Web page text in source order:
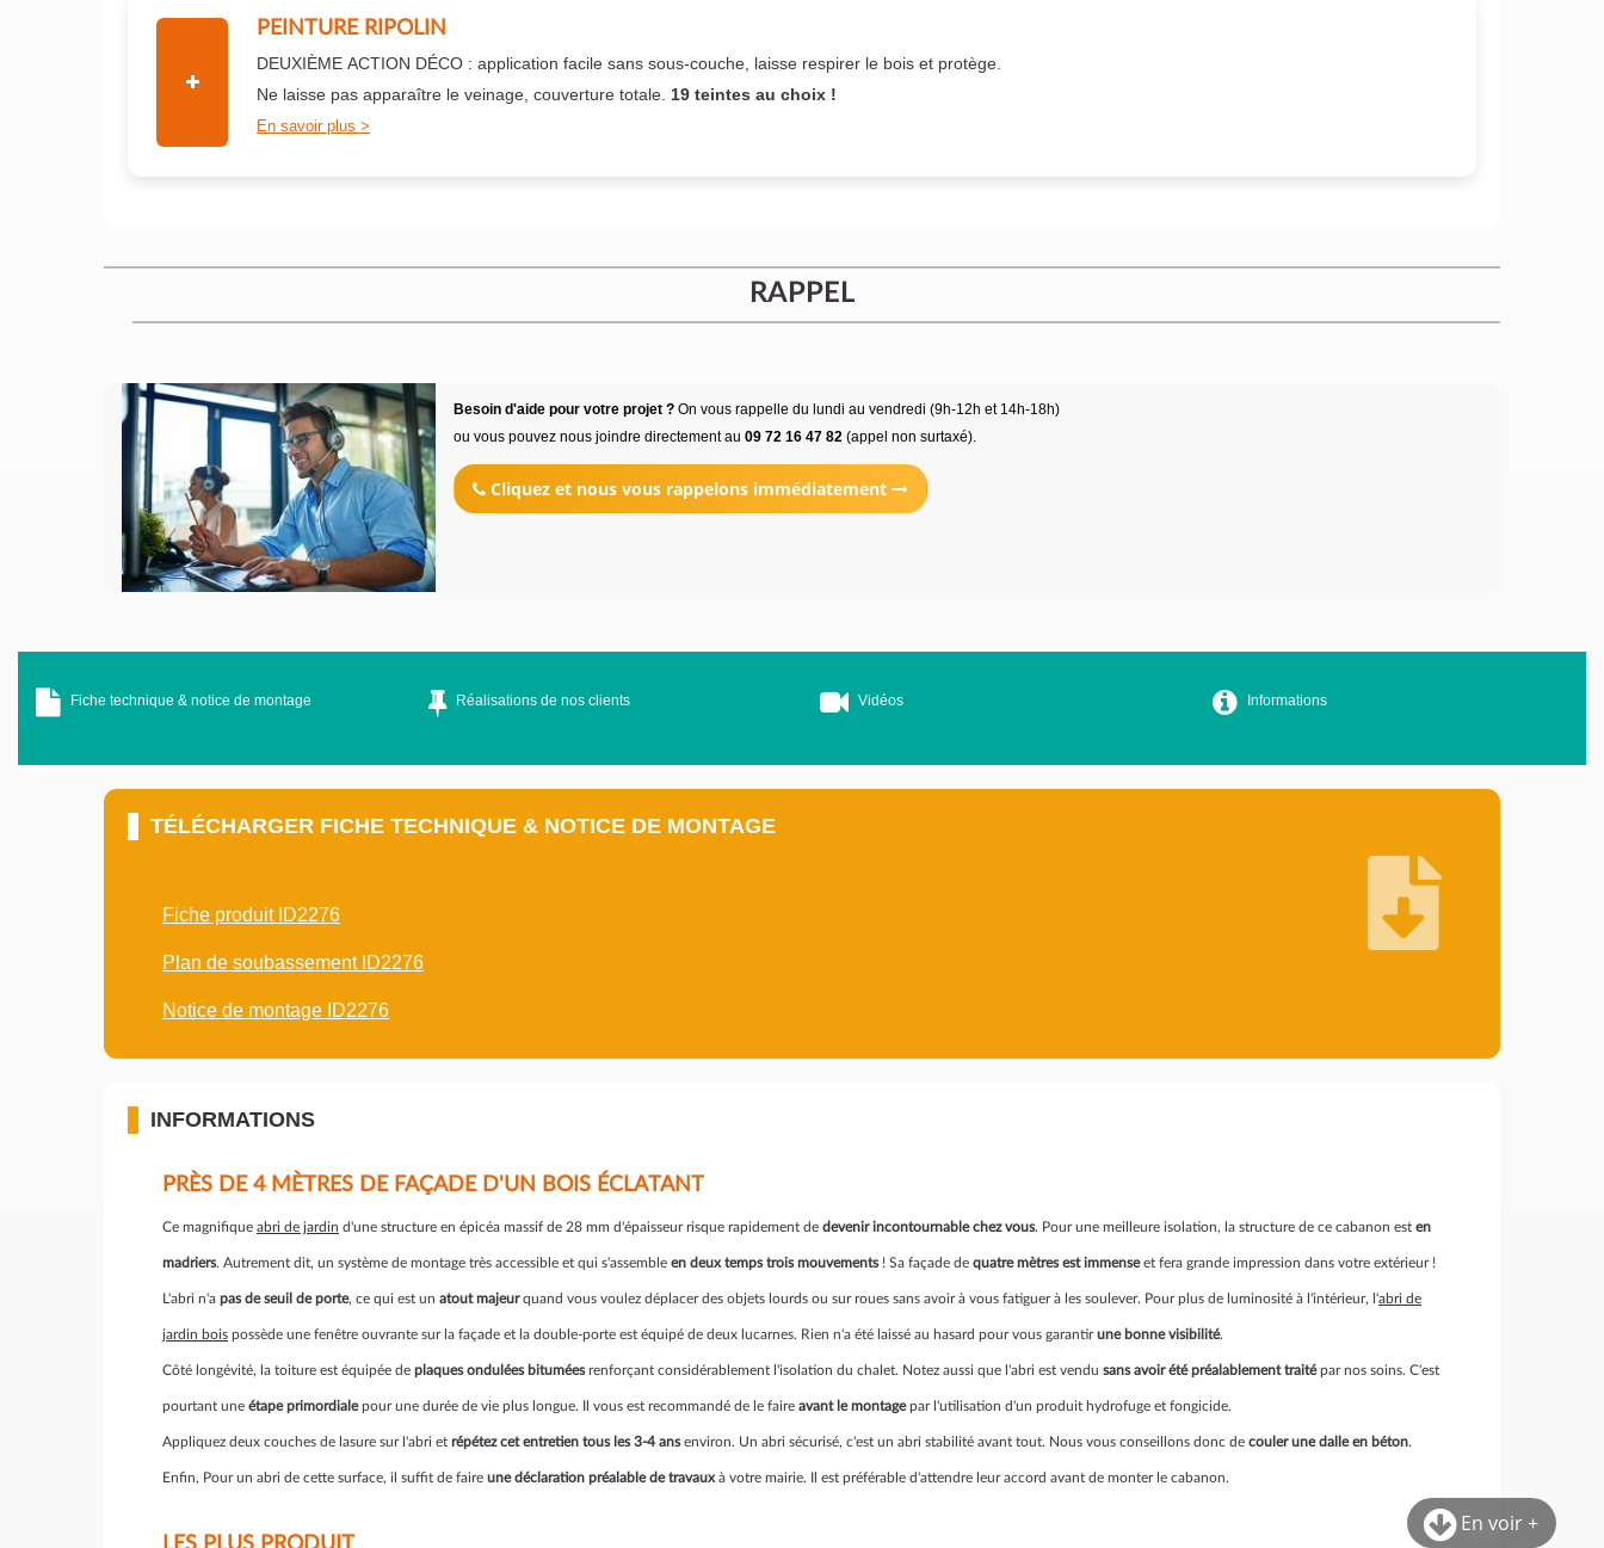
PEINTURE RIPOLIN
DEUXIÈME ACTION DÉCO : application facile sans sous-couche, laisse respirer le bois et protège.
Ne laisse pas apparaître le veinage, couverture totale. 19 teintes au choix !
En savoir plus
RAPPEL
Besoin d'aide pour votre projet ?On vous rappelle du lundi au vendredi (9h-12h et 14h-18h)
ou vous pouvez nous joindre directement au 09 72 16 47 82(appel non surtaxé).
Cliquez et nous vous rappelons immédiatement
En voir +
Fiche technique & notice de montage Réalisations de nos clients Vidéos Informations
TÉLÉCHARGER FICHE TECHNIQUE & NOTICE DE MONTAGE
Fiche produit ID2276
Plan de soubassement ID2276
Notice de montage ID2276
INFORMATIONS
PRÈS DE 4 MÈTRES DE FAÇADE D'UN BOIS ÉCLATANT
Ce magnifique abri de jardin d'une structure en épicéa massif de 28 mm d'épaisseur risque rapidement de devenir incontournable chez vous. Pour une meilleure isolation, la structure de ce cabanon est en
madriers. Autrement dit, un système de montage très accessible et qui s'assemble en deux temps trois mouvements! Sa façade de quatre mètres est immenseet fera grande impression dans votre extérieur !
L'abri n'a pas de seuil de porte, ce qui est un atout majeurquand vous voulez déplacer des objets lourds ou sur roues sans avoir à vous fatiguer à les soulever. Pour plus de luminosité à l'intérieur, l'abri de
jardin bois possède une fenêtre ouvrante sur la façade et la double-porte est équipé de deux lucarnes. Rien n'a été laissé au hasard pour vous garantirune bonne visibilité.
Côté longévité, la toiture est équipée de plaques ondulées bituméesrenforçant considérablement l'isolation du chalet. Notez aussi que l'abri est vendu sans avoir été préalablement traitépar nos soins. C'est
pourtant une étape primordialepour une durée de vie plus longue. Il vous est recommandé de le faire avant le montagepar l'utilisation d'un produit hydrofuge et fongicide.
Appliquez deux couches de lasure sur l'abri et répétez cet entretien tous les 3-4 ansenviron. Un abri sécurisé, c'est un abri stabilité avant tout. Nous vous conseillons donc de couler une dalle en béton.
Enfin, Pour un abri de cette surface, il suffit de faire une déclaration préalable de travauxà votre mairie. Il est préférable d'attendre leur accord avant de monter le cabanon.